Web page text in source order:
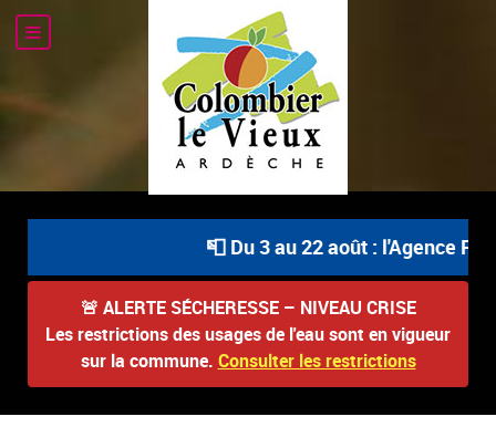
📮 Du 3 au 22 août : l'Agence
🚨 ALERTE SÉCHERESSE – NIVEAU CRISE
Les restrictions des usages de l'eau sont en vigueur
sur la commune. Consulter les restrictions